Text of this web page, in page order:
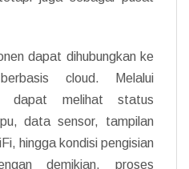
dapat dihubungkan ke
cloud. Melalui
dapat melihat status
data sensor, tampilan
hingga kondisi pengisian
demikian, proses